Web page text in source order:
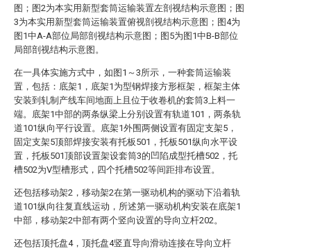
图；图2为本实用新型套筒运输装置左剖视结构示意图；图
3为本实用新型套筒运输装置俯视剖视结构示意图；图4为
图1中A-A部位局部剖视结构示意图；图5为图1中B-B部位
局部剖视结构示意图。
在一具体实施方式中，如图1～3所示，一种套筒运输装
置，包括：底架1，底架1为型钢焊接方形框架，框架主体
安装到轧制产线车间地面上且位于收卷机的套筒3上料一
端。底架1中部的两条纵梁上分别设置有轨道101，两条轨
道101纵向平行设置。底架1外围两侧设置有固定支架5，
固定支架5顶部焊接安装有托板501，托板501纵向水平设
置，托板501顶部设置架设套筒3的凹陷成型托槽502，托
槽502为V型槽形式，四个托槽502等间距排布设置。
还包括移动架2，移动架2在第一驱动机构的驱动下沿着轨
道101纵向往复直线运动，所述第一驱动机构安装在底架1
中部，移动架2中部有两个竖向设置的导向立杆202。
还包括顶托盘4，顶托盘4竖直导向滑动连接在导向立杆